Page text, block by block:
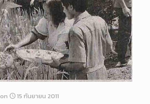
on
15 กันยายน 2011